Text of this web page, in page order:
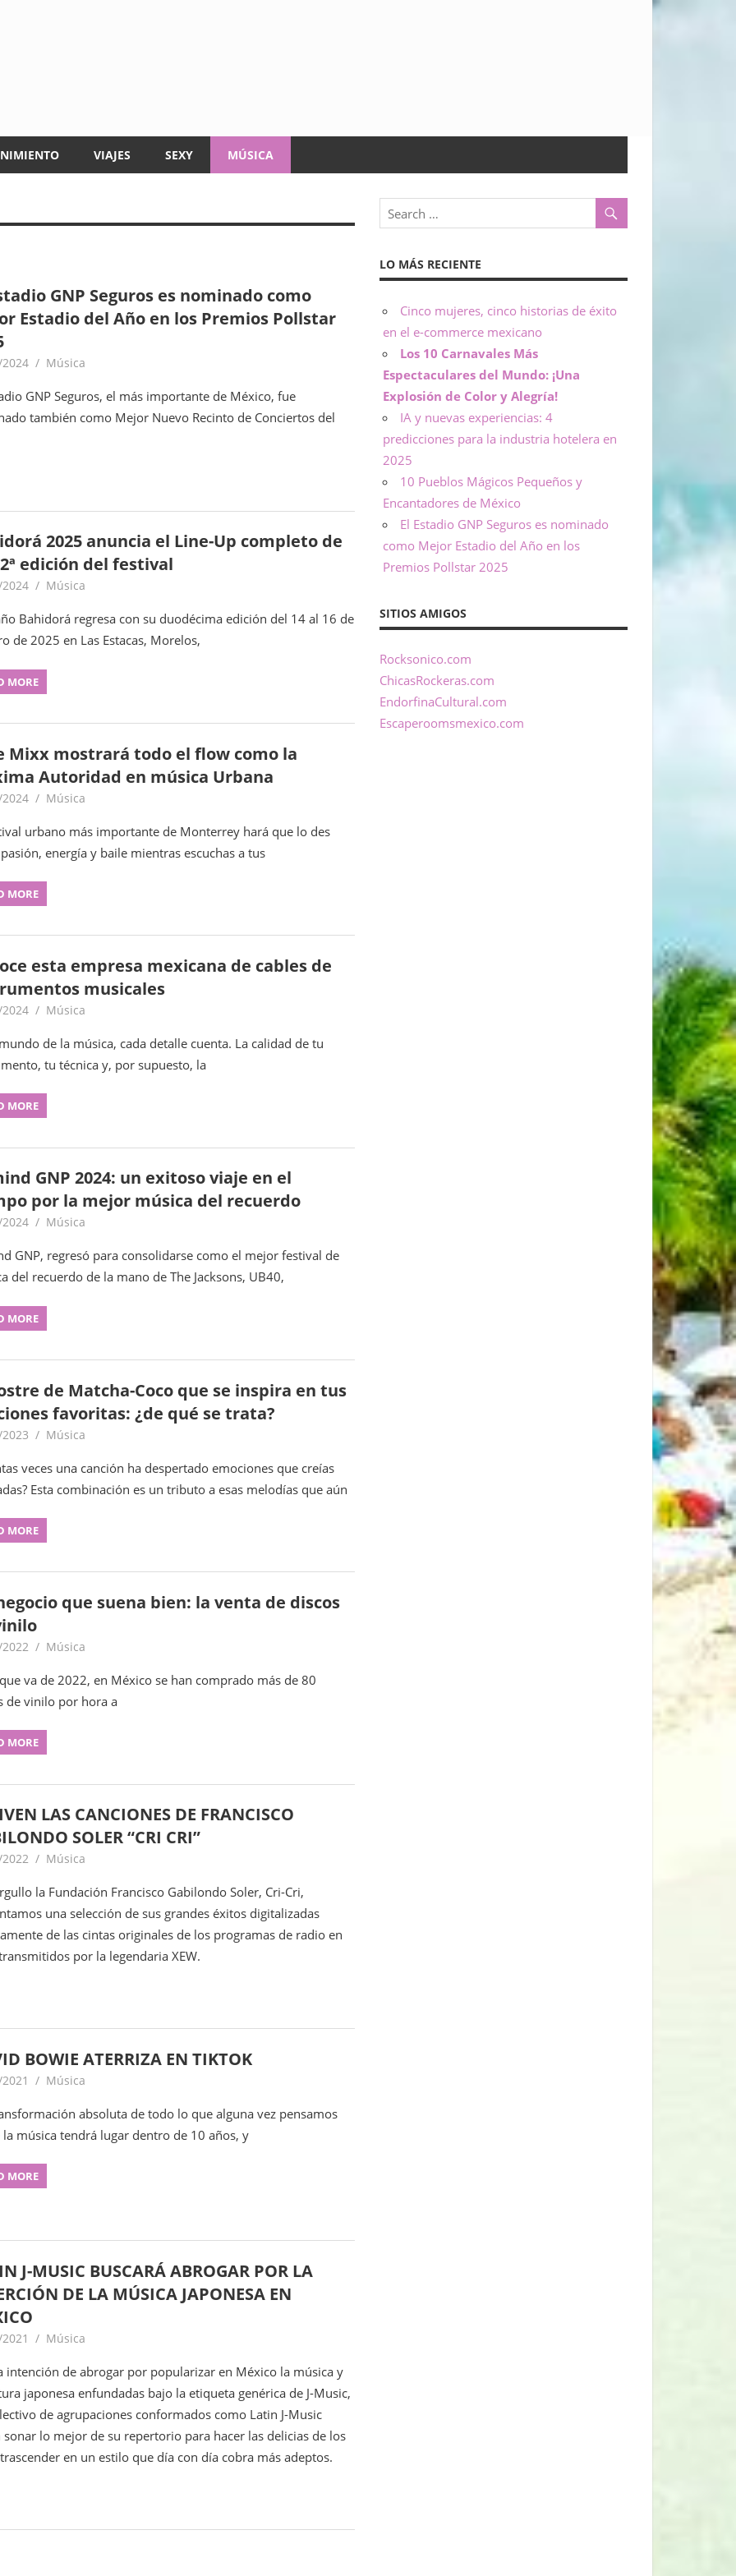
VIAJES SEXY MÚSICA
GNP Seguros es nominado como
Estadio del Año en los Premios Pollstar
goodtripmx
Música
GNP Seguros, el más importante de México, fue
también como Mejor Nuevo Recinto de Conciertos del
2025 anuncia el Line-Up completo de
edición del festival
goodtripmx
Música
Bahidorá regresa con su duodécima edición del 14 al 16 de
de 2025 en Las Estacas, Morelos,
MORE
Mixx mostrará todo el flow como la
Autoridad en música Urbana
goodtripmx
Música
urbano más importante de Monterrey hará que lo des
energía y baile mientras escuchas a tus
MORE
esta empresa mexicana de cables de
musicales
goodtripmx
Música
de la música, cada detalle cuenta. La calidad de tu
tu técnica y, por supuesto, la
MORE
GNP 2024: un exitoso viaje en el
por la mejor música del recuerdo
goodtripmx
Música
GNP, regresó para consolidarse como el mejor festival de
del recuerdo de la mano de The Jacksons, UB40,
MORE
de Matcha-Coco que se inspira en tus
favoritas: ¿de qué se trata?
goodtripmx
Música
veces una canción ha despertado emociones que creías
Esta combinación es un tributo a esas melodías que aún
MORE
que suena bien: la venta de discos
goodtripmx
Música
va de 2022, en México se han comprado más de 80
de vinilo por hora a
MORE
LAS CANCIONES DE FRANCISCO
SOLER “CRI CRI”
goodtripmx
Música
la Fundación Francisco Gabilondo Soler, Cri-Cri,
una selección de sus grandes éxitos digitalizadas
de las cintas originales de los programas de radio en
por la legendaria XEW.
BOWIE ATERRIZA EN TIKTOK
goodtripmx
Música
absoluta de todo lo que alguna vez pensamos
la música tendrá lugar dentro de 10 años, y
MORE
J-MUSIC BUSCARÁ ABROGAR POR LA
DE LA MÚSICA JAPONESA EN
goodtripmx
Música
intención de abrogar por popularizar en México la música y
japonesa enfundadas bajo la etiqueta genérica de J-Music,
de agrupaciones conformados como Latin J-Music
sonar lo mejor de su repertorio para hacer las delicias de los
en un estilo que día con día cobra más adeptos.
LO MÁS RECIENTE
Cinco mujeres, cinco historias de éxito
en el e-commerce mexicano
Los 10 Carnavales Más
Espectaculares del Mundo: ¡Una
Explosión de Color y Alegría!
IA y nuevas experiencias: 4
predicciones para la industria hotelera en
2025
10 Pueblos Mágicos Pequeños y
Encantadores de México
El Estadio GNP Seguros es nominado
como Mejor Estadio del Año en los
Premios Pollstar 2025
SITIOS AMIGOS
Rocksonico.com
ChicasRockeras.com
EndorfinaCultural.com
Escaperoomsmexico.com